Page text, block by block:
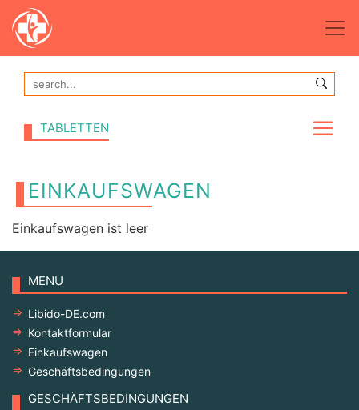
TABLETTEN
EINKAUFSWAGEN
Einkaufswagen ist leer
MENU
Libido-DE.com
Kontaktformular
Einkaufswagen
Geschäftsbedingungen
GESCHÄFTSBEDINGUNGEN